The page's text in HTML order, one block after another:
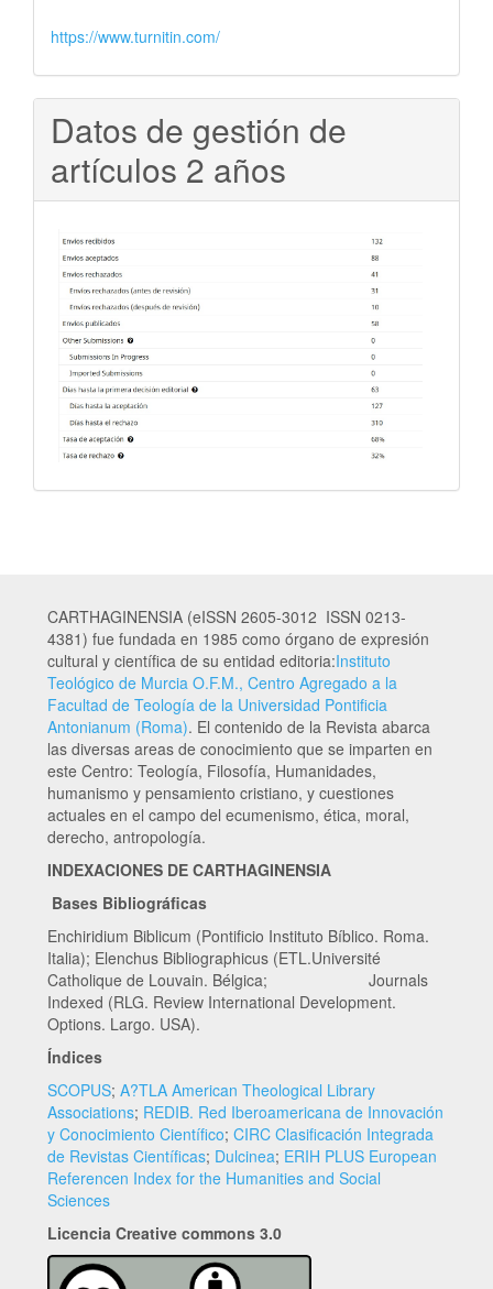
https://www.turnitin.com/
Datos de gestión de
artículos 2 años
CARTHAGINENSIA (eISSN 2605-3012 ISSN 0213-
4381) fue fundada en 1985 como órgano de expresión
cultural y científica de su entidad editoria:Instituto
Teológico de Murcia O.F.M., Centro Agregado a la
Facultad de Teología de la Universidad Pontificia
Antonianum (Roma). El contenido de la Revista abarca
las diversas areas de conocimiento que se imparten en
este Centro: Teología, Filosofía, Humanidades,
humanismo y pensamiento cristiano, y cuestiones
actuales en el campo del ecumenismo, ética, moral,
derecho, antropología.
INDEXACIONES DE CARTHAGINENSIA
Bases Bibliográficas
Enchiridium Biblicum (Pontificio Instituto Bíblico. Roma.
Italia); Elenchus Bibliographicus (ETL.Université
Catholique de Louvain. Bélgica; Journals
Indexed (RLG. Review International Development.
Options. Largo. USA).
Índices
SCOPUS; A?TLA American Theological Library
Associations; REDIB. Red Iberoamericana de Innovación
y Conocimiento Científico; CIRC Clasificación Integrada
de Revistas Científicas; Dulcinea; ERIH PLUS European
Referencen Index for the Humanities and Social
Sciences
Licencia Creative commons 3.0